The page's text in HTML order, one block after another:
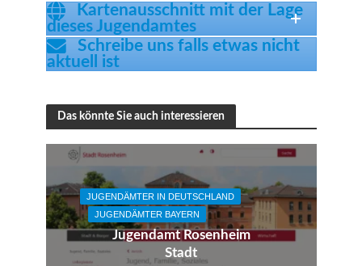
Kartenausschnitt mit der Lage
dieses Jugendamtes
Schreibe uns falls etwas nicht
aktuell ist
Das könnte Sie auch interessieren
JUGENDÄMTER IN DEUTSCHLAND
JUGENDÄMTER BAYERN
Jugendamt Rosenheim
Stadt